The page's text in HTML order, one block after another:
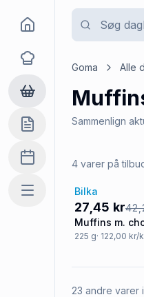
Goma
Opskrifter
Dagligvarer
Indkøbslisten
Madplan
Mere
Goma Alle
Sammenlign
4 varer på
-35%
Bilka
27,45 kr
Muffins m.
225 g· 122,00 kr/
23 andre varer